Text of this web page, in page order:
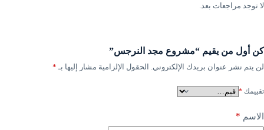
لا توجد مراجعات بعد.
كن أول من يقيم “مشروع مجد النرجس”
لن يتم نشر عنوان بريدك الإلكتروني. الحقول الإلزامية مشار إليها بـ *
تقييمك *
الاسم *